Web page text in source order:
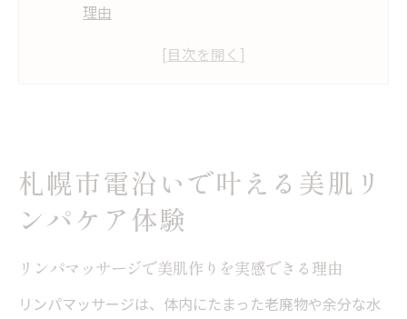
理由
市電沿線で通えるサロンの選び方と特徴
予約しやすいサロンで無理なく続ける美肌
習慣
毛穴の黒ずみにリンパマッサージが効く仕
組み
札幌市電沿いで叶える美肌リ
ンパケア体験
リンパマッサージで美肌作りを実感できる理由
リンパマッサージは、体内にたまった老廃物や余分な水